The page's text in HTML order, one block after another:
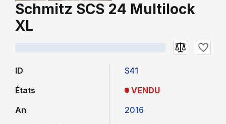
Schmitz SCS 24 Multilock
XL
ID
États
An
S41
VENDU
2016